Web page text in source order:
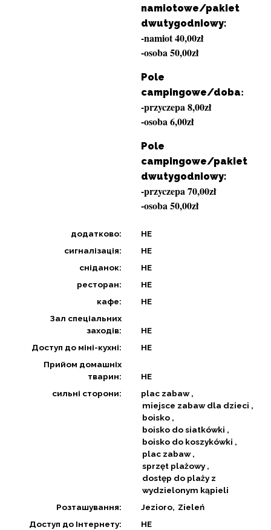
namiotowe/pakiet
dwutygodniowy:
-namiot 40,00zł
-osoba 50,00zł
Pole
campingowe/doba:
-przyczepa 8,00zł
-osoba 6,00zł
Pole
campingowe/pakiet
dwutygodniowy:
-przyczepa 70,00zł
-osoba 50,00zł
додатково:
НЕ
сигналізація:
НЕ
сніданок:
НЕ
ресторан:
НЕ
кафе:
НЕ
Зал спеціальних
заходів:
НЕ
Доступ до міні-кухні:
НЕ
Прийом домашніх
тварин:
НЕ
сильні сторони:
plac zabaw
miejsce zabaw dla dzieci
boisko
boisko do siatkówki
boisko do koszykówki
plac zabaw
sprzęt plażowy
dostęp do plaży z
wydzielonym kąpieli
Розташування:
Jezioro
Zieleń
Доступ до Інтернету:
НЕ